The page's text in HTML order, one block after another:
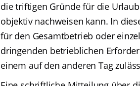
die triftigen Gründe für die
objektiv nachweisen kann. In
für den Gesamtbetrieb oder
dringenden betrieblichen
einem auf den anderen Tag